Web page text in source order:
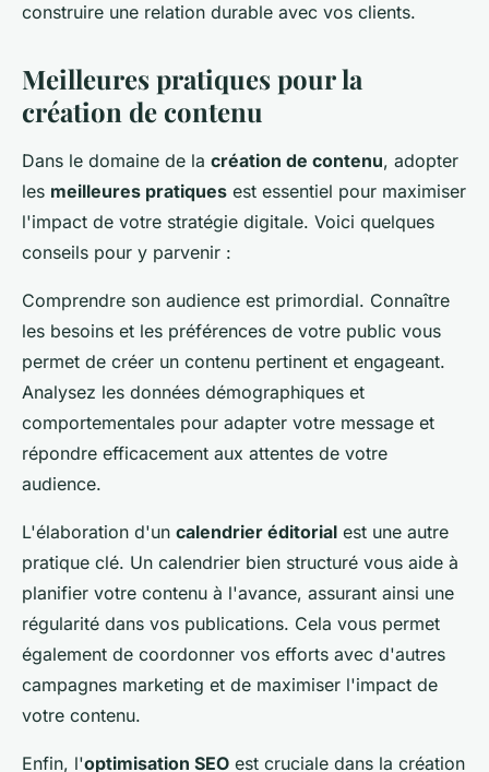
construire une relation durable avec vos clients.
Meilleures pratiques pour la
création de contenu
Dans le domaine de la création de contenu, adopter
les meilleures pratiques est essentiel pour maximiser
l'impact de votre stratégie digitale. Voici quelques
conseils pour y parvenir :
Comprendre son audience est primordial. Connaître
les besoins et les préférences de votre public vous
permet de créer un contenu pertinent et engageant.
Analysez les données démographiques et
comportementales pour adapter votre message et
répondre efficacement aux attentes de votre
audience.
L'élaboration d'un calendrier éditorial est une autre
pratique clé. Un calendrier bien structuré vous aide à
planifier votre contenu à l'avance, assurant ainsi une
régularité dans vos publications. Cela vous permet
également de coordonner vos efforts avec d'autres
campagnes marketing et de maximiser l'impact de
votre contenu.
Enfin, l'optimisation SEO est cruciale dans la création